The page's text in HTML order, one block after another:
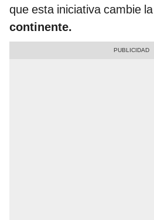
que esta iniciativa cambie la
continente.